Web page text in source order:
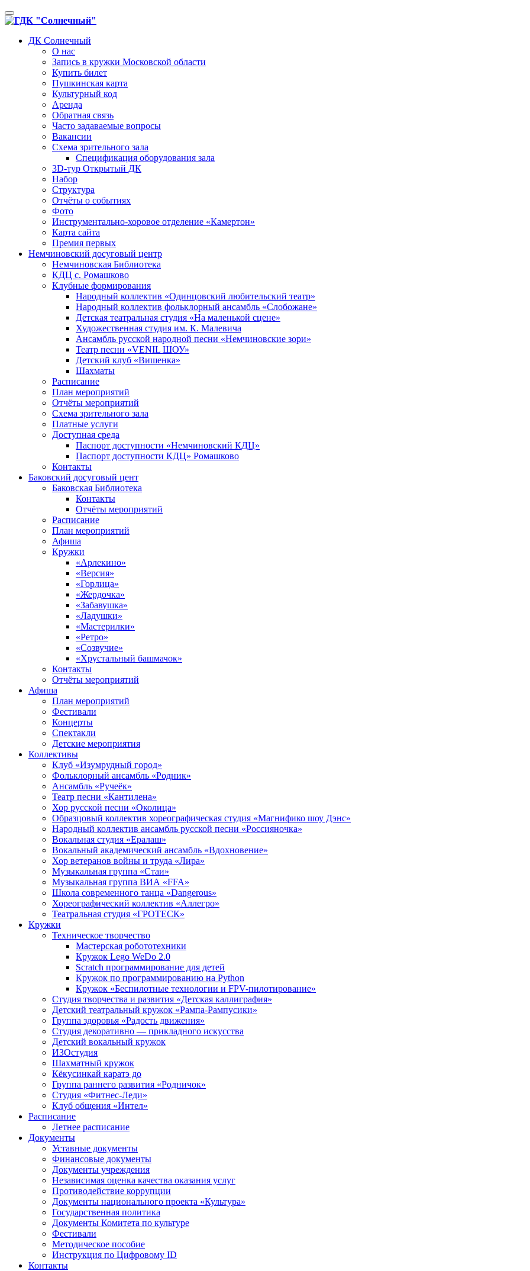
Toggle
navigation
ДК Солнечный
О нас
Запись в кружки Московской области
Купить билет
Пушкинская карта
Культурный код
Аренда
Обратная связь
Часто задаваемые вопросы
Вакансии
Схема зрительного зала
Спецификация оборудования зала
3D-тур Открытый ДК
Набор
Структура
Отчёты о событиях
Фото
Инструментально-хоровое отделение «Камертон»
Карта сайта
Премия первых
Немчиновский досуговый центр
Немчиновская Библиотека
КДЦ с. Ромашково
Клубные формирования
Народный коллектив «Одинцовский любительский театр»
Народный коллектив фольклорный ансамбль «Слобожане»
Детская театральная студия «На маленькой сцене»
Художественная студия им. К. Малевича
Ансамбль русской народной песни «Немчиновские зори»
Театр песни «VENIL ШОУ»
Детский клуб «Вишенка»
Шахматы
Расписание
План мероприятий
Отчёты мероприятий
Схема зрительного зала
Платные услуги
Доступная среда
Паспорт доступности «Немчиновский КДЦ»
Паспорт доступности КДЦ» Ромашково
Контакты
Баковский досуговый цент
Баковская Библиотека
Контакты
Отчёты мероприятий
Расписание
План мероприятий
Афиша
Кружки
«Арлекино»
«Версия»
«Горлица»
«Жердочка»
«Забавушка»
«Ладушки»
«Мастерилки»
«Ретро»
«Созвучие»
«Хрустальный башмачок»
Контакты
Отчёты мероприятий
Афиша
План мероприятий
Фестивали
Концерты
Спектакли
Детские мероприятия
Коллективы
Клуб «Изумрудный город»
Фольклорный ансамбль «Родник»
Ансамбль «Ручеёк»
Театр песни «Кантилена»
Хор русской песни «Околица»
Образцовый коллектив хореографическая студия «Магнифико шоу Дэнс»
Народный коллектив ансамбль русской песни «Россияночка»
Вокальная студия «Ералаш»
Вокальный академический ансамбль «Вдохновение»
Хор ветеранов войны и труда «Лира»
Музыкальная группа «Стаи»
Музыкальная группа ВИА «FFA»
Школа современного танца «Dangerous»
Хореографический коллектив «Аллегро»
Театральная студия «ГРОТЕСК»
Кружки
Техническое творчество
Мастерская робототехники
Кружок Lego WeDo 2.0
Scratch программирование для детей
Кружок по программированию на Python
Кружок «Беспилотные технологии и FPV-пилотирование»
Студия творчества и развития «Детская каллиграфия»
Детский театральный кружок «Рампа-Рампусики»
Группа здоровья «Радость движения»
Студия декоративно — прикладного искусства
Детский вокальный кружок
ИЗОстудия
Шахматный кружок
Кёкусинкай каратэ до
Группа раннего развития «Родничок»
Cтудия «Фитнес-Леди»
Клуб общения «Интел»
Расписание
Летнее расписание
Документы
Уставные документы
Финансовые документы
Документы учреждения
Независимая оценка качества оказания услуг
Противодействие коррупции
Документы национального проекта «Культура»
Государственная политика
Документы Комитета по культуре
Фестивали
Методическое пособие
Инструкция по Цифровому ID
Контакты